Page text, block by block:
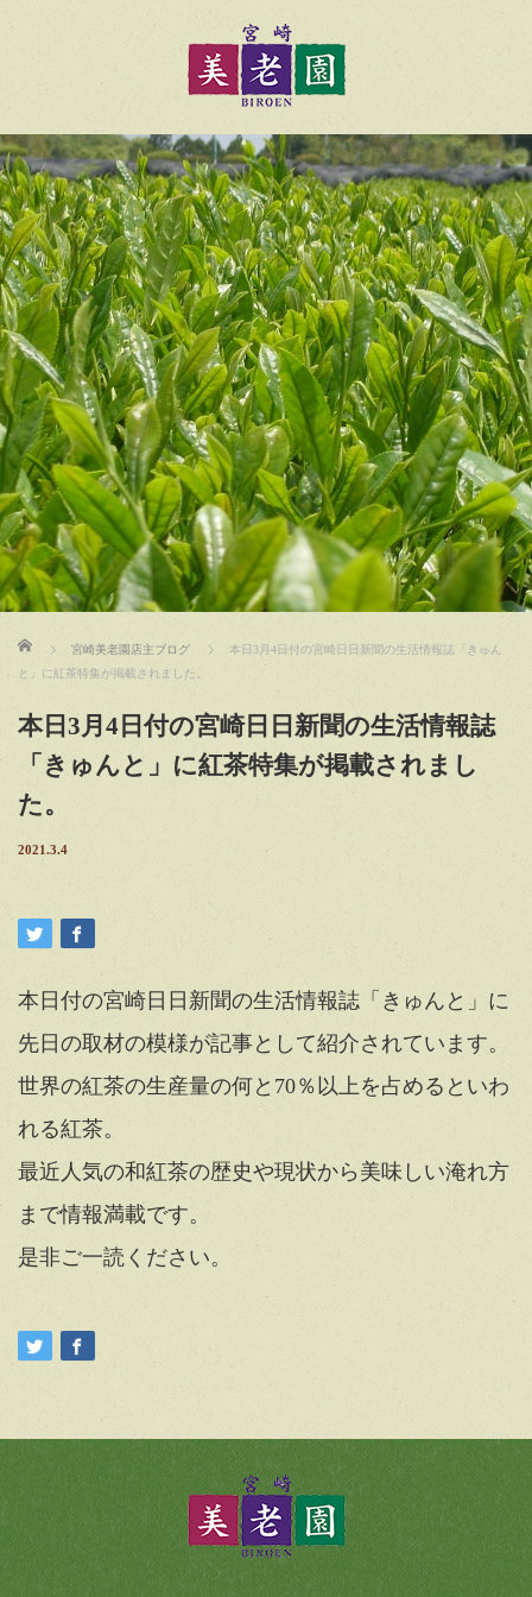
ホーム 宮崎美老園店主ブログ
本日3月4日付の宮崎日日新聞の生活情報誌「きゅん
と」に紅茶特集が掲載されました。
本日3月4日付の宮崎日日新聞の生活情報誌
「きゅんと」に紅茶特集が掲載されまし
た。
2021.3.4
本日付の宮崎日日新聞の生活情報誌「きゅんと」に
先日の取材の模様が記事として紹介されています。
世界の紅茶の生産量の何と70％以上を占めるといわ
れる紅茶。
最近人気の和紅茶の歴史や現状から美味しい淹れ方
まで情報満載です。
是非ご一読ください。